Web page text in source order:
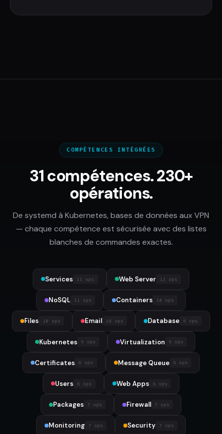
COMPÉTENCES INTÉGRÉES
31 compétences. 230+
opérations.
De systemd à Kubernetes, bases de données aux VPN
— chaque compétence est sécurisée avec des listes
blanches de commandes exactes.
Services 11 ops Web Server 11 ops
NoSQL 11 ops Containers 10 ops
Files 10 ops Email 10 ops Database 9 ops
Kubernetes 9 ops Virtualization 9 ops
Certificates 8 ops Message Queue 8 ops
Users 8 ops Web Apps 8 ops
Packages 7 ops Firewall 7 ops
Monitoring 7 ops Security 7 ops